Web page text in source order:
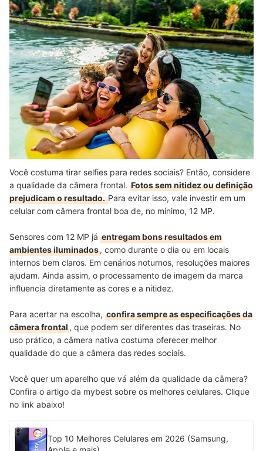
Você costuma tirar selfies para redes sociais? Então, considere
a qualidade da câmera frontal. Fotos sem nitidez ou definição
prejudicam o resultado.Para evitar isso, vale investir em um
celular com câmera frontal boa de, no mínimo, 12 MP.
Sensores com 12 MP já entregam bons resultados em
ambientes iluminados, como durante o dia ou em locais
internos bem claros. Em cenários noturnos, resoluções maiores
ajudam. Ainda assim, o processamento de imagem da marca
influencia diretamente as cores e a nitidez.
Para acertar na escolha, confira sempre as especificações da
câmera frontal, que podem ser diferentes das traseiras. No
uso prático, a câmera nativa costuma oferecer melhor
qualidade do que a câmera das redes sociais.
Você quer um aparelho que vá além da qualidade da câmera?
Confira o artigo da mybest sobre os melhores celulares. Clique
no link abaixo!
Top 10 Melhores Celulares em 2026 (Samsung,